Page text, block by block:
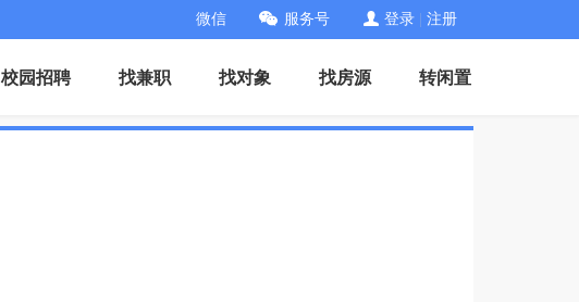
微信 服务号 登录 注册
校园招聘 找兼职 找对象 找房源 转闲置